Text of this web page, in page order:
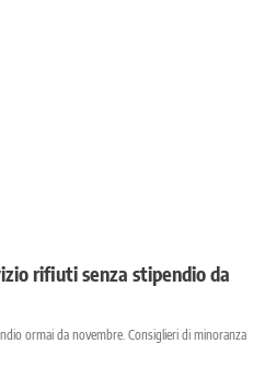
rifiuti senza stipendio da
ormai da novembre. Consiglieri di minoranza